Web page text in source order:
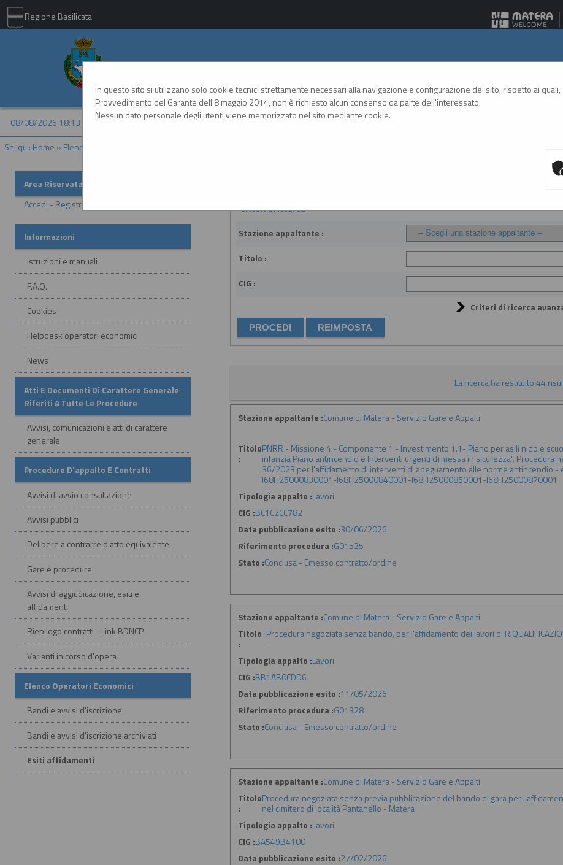
Regione Basilicata
Comune di Matera - Gare Telematiche
08/08/2026 18:13 A A GRAFICATESTO
Sei qui: Home » Elenco operatori economici
In questo sito si utilizzano solo cookie tecnici strettamente necessari alla navigazione e configurazione del sito, rispetto ai
Provvedimento del Garante dell'8 maggio 2014, non è richiesto alcun consenso da parte dell'interessato.
Nessun dato personale degli utenti viene memorizzato nel sito mediante cookie.
Area Riservata
Accedi - Registrati
Informazioni
Istruzioni e manuali
F.A.Q.
Cookies
Helpdesk operatori economici
News
Atti E Documenti Di Carattere Generale
Riferiti A Tutte Le Procedure
Avvisi, comunicazioni e atti di carattere
generale
Procedure D'appalto E Contratti
Avvisi di avvio consultazione
Avvisi pubblici
Delibere a contrarre o atto equivalente
Gare e procedure
Avvisi di aggiudicazione, esiti e
affidamenti
Riepilogo contratti - Link BDNCP
Varianti in corso d'opera
Elenco Operatori Economici
Bandi e avvisi d'iscrizione
Bandi e avvisi d'iscrizione archiviati
Esiti affidamenti
Criteri di ricerca
Stazione appaltante :
Titolo :
CIG :
Criteri di ricerca
La ricerca ha restituito 44
Stazione appaltante :Comune di Matera - Servizio Gare e Appalti
Titolo
:
PNRR - Missione 4 - Componente 1 - Investimento 1.1- Piano per asili nido e
infanzia Piano antincendio e Interventi urgenti di messa in sicurezza". Procedura
36/2023 per l'affidamento di interventi di adeguamento alle norme antincendio -
I68H25000830001-I68H25000840001-I68H25000850001-I68H25000870001
Tipologia appalto :Lavori
CIG :BC1C2CC782
Data pubblicazione esito :30/06/2026
Riferimento procedura :G01525
Stato :Conclusa - Emesso contratto/ordine
Stazione appaltante :Comune di Matera - Servizio Gare e Appalti
Titolo
:
Procedura negoziata senza bando, per l'affidamento dei lavori di
-
Tipologia appalto :Lavori
CIG :BB1AB0CDD6
Data pubblicazione esito :11/05/2026
Riferimento procedura :G01328
Stato :Conclusa - Emesso contratto/ordine
Stazione appaltante :Comune di Matera - Servizio Gare e Appalti
Titolo
:
Procedura negoziata senza previa pubblicazione del bando di gara per
nel cimitero di località Pantanello - Matera
Tipologia appalto :Lavori
CIG :BA549B4100
Data pubblicazione esito :27/02/2026